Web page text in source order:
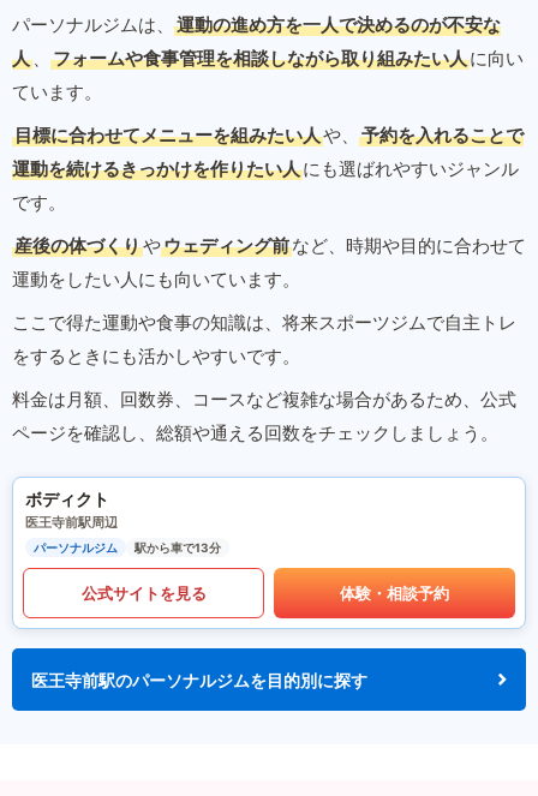
パーソナルジムは、
運動の進め方を一人で決めるのが不安な
人 、 フォームや食事管理を相談しながら取り組みたい人に向い
ています。
目標に合わせてメニューを組みたい人や、
予約を入れることで
運動を続けるきっかけを作りたい人にも選ばれやすいジャンル
です。
産後の体づくりやウェディング前など、時期や目的に合わせて
運動をしたい人にも向いています。
ここで得た運動や食事の知識は、将来スポーツジムで自主トレ
をするときにも活かしやすいです。
料金は月額、回数券、コースなど複雑な場合があるため、公式
ページを確認し、総額や通える回数をチェックしましょう。
ボディクト
医王寺前駅周辺
パーソナルジム 駅から車で13分
公式サイトを見る 体験・相談予約
医王寺前駅のパーソナルジムを目的別に探す